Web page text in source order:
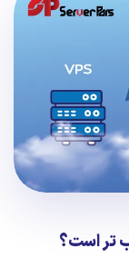
تر است؟